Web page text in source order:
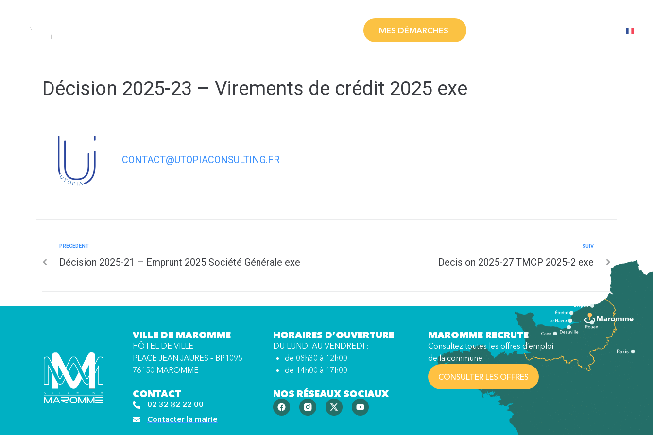
MES DÉMARCHES
Décision 2025-23 – Virements de crédit 2025 exe
CONTACT@UTOPIACONSULTING.FR
PRÉCÉDENT
Décision 2025-21 – Emprunt 2025 Société Générale exe
SUIV
Decision 2025-27 TMCP 2025-2 exe
VILLE DE MAROMME
HÔTEL DE VILLE
PLACE JEAN JAURES – BP1095
76150 MAROMME
HORAIRES D’OUVERTURE
DU LUNDI AU VENDREDI :
de 08h30 à 12h00
de 14h00 à 17h00
MAROMME RECRUTE
Consultez toutes les offres d’emploi
de la commune.
CONSULTER LES OFFRES
CONTACT
02 32 82 22 00
Contacter la mairie
NOS RÉSEAUX SOCIAUX